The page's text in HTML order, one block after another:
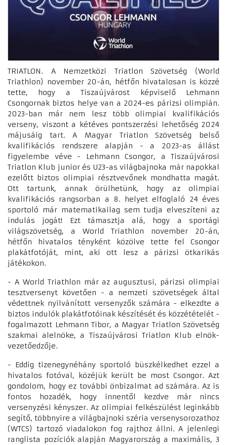
TRIATLON. A Nemzetközi Triatlon Szövetség (World
Triathlon) november 20-án, hétfőn hivatalosan is közzé
tette, hogy a Tiszaújvárost képviselő Lehmann
Csongornak biztos helye van a 2024-es párizsi olimpián.
2023-ban már nem lesz több olimpiai kvalifikációs
verseny, viszont a kétéves pontszerzési lehetőség 2024
májusáig tart. A Magyar Triatlon Szövetség belső
kvalifikációs rendszere alapján - a 2023-as állást
figyelembe véve - Lehmann Csongor, a Tiszaújvárosi
Triatlon Klub junior és U23-as világbajnoka már napokkal
ezelőtt biztos olimpiai résztvevőnek mondhatta magát.
Ott tartunk, annak örülhetünk, hogy az olimpiai
kvalifikációs rangsorban a 8. helyet elfoglaló 24 éves
sportoló már matematikailag sem tudja elveszíteni az
indulás jogát! Ezt támasztja alá, hogy a sportági
világszövetség, a World Triathlon november 20-án,
hétfőn hivatalos tényként közölve tette fel Csongor
plakátfotóját, mint, aki ott lesz a párizsi ötkarikás
játékokon.
- A World Triathlon már az augusztusi, párizsi olimpiai
tesztversenyt követően - a nemzeti szövetségek által
védettnek nyilvánított versenyzők számára - elkezdte a
biztos indulók plakátfotóinak készítését és közzétételét -
fogalmazott Lehmann Tibor, a Magyar Triatlon Szövetség
szakmai alelnöke, a Tiszaújvárosi Triatlon Klub elnök-
vezetőedzője.
- Eddig tizenegynéhány sportoló büszkélkedhet ezzel a
hivatalos fotóval, közéjük került be most Csongor. Azt
gondolom, hogy ez további önbizalmat ad számára. Az is
fontos hozadék, hogy innentől kezdve már nincs
versenyzési kényszer. Az olimpiai felkészülést leginkább
segítő, többnyire a világbajnoki széria versenysorozathoz
(WTCS) tartozó viadalokon fog rajthoz állni. A jelenlegi
ranglista pozíciók alapján Magyarország a maximális, 3